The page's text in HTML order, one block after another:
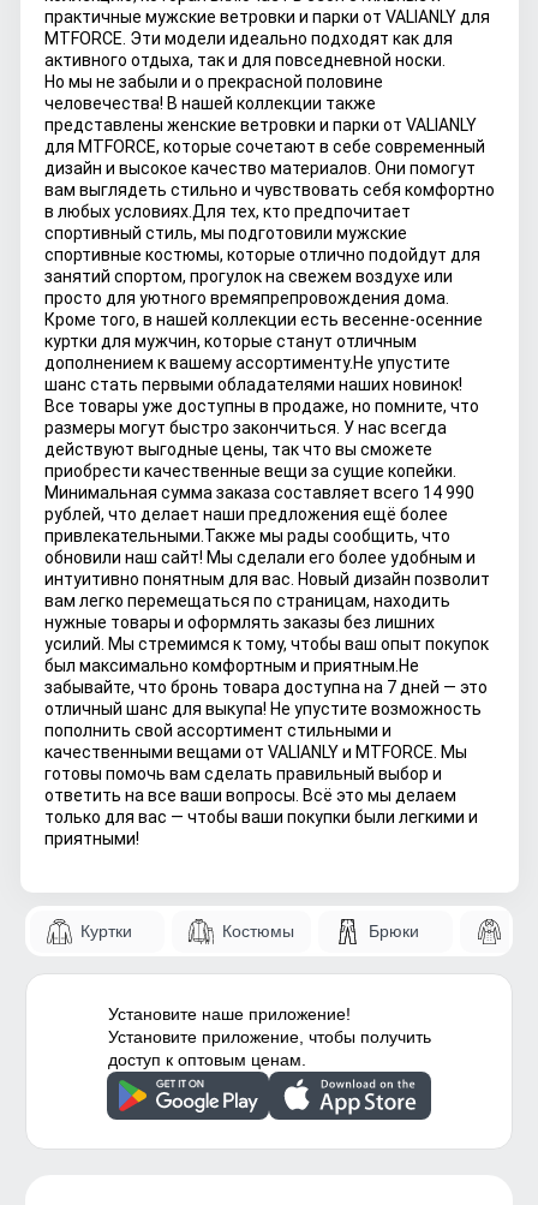
практичные мужские ветровки и парки от VALIANLY для
MTFORCE. Эти модели идеально подходят как для
активного отдыха, так и для повседневной носки.
Но мы не забыли и о прекрасной половине
человечества! В нашей коллекции также
представлены женские ветровки и парки от VALIANLY
для MTFORCE, которые сочетают в себе современный
дизайн и высокое качество материалов. Они помогут
вам выглядеть стильно и чувствовать себя комфортно
в любых условиях.Для тех, кто предпочитает
спортивный стиль, мы подготовили мужские
спортивные костюмы, которые отлично подойдут для
занятий спортом, прогулок на свежем воздухе или
просто для уютного времяпрепровождения дома.
Кроме того, в нашей коллекции есть весенне-осенние
куртки для мужчин, которые станут отличным
дополнением к вашему ассортименту.Не упустите
шанс стать первыми обладателями наших новинок!
Все товары уже доступны в продаже, но помните, что
размеры могут быстро закончиться. У нас всегда
действуют выгодные цены, так что вы сможете
приобрести качественные вещи за сущие копейки.
Минимальная сумма заказа составляет всего 14 990
рублей, что делает наши предложения ещё более
привлекательными.Также мы рады сообщить, что
обновили наш сайт! Мы сделали его более удобным и
интуитивно понятным для вас. Новый дизайн позволит
вам легко перемещаться по страницам, находить
нужные товары и оформлять заказы без лишних
усилий. Мы стремимся к тому, чтобы ваш опыт покупок
был максимально комфортным и приятным.Не
забывайте, что бронь товара доступна на 7 дней — это
отличный шанс для выкупа! Не упустите возможность
пополнить свой ассортимент стильными и
качественными вещами от VALIANLY и MTFORCE. Мы
готовы помочь вам сделать правильный выбор и
ответить на все ваши вопросы. Всё это мы делаем
только для вас — чтобы ваши покупки были легкими и
приятными!
Куртки Костюмы Брюки
Установите наше приложение!
Установите приложение, чтобы получить
доступ к оптовым ценам.